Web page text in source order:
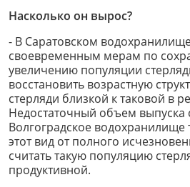
Насколько он вырос?
- В Саратовском
своевременным мерам по
увеличению популяции
восстановить возрастную
стерляди близкой к таковой в
Недостаточный объем выпуска
Волгоградское водохранилище
этот вид от полного
считать такую популяцию
продуктивной.